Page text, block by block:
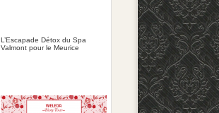
L’Escapade Détox du Spa
Valmont pour le Meurice